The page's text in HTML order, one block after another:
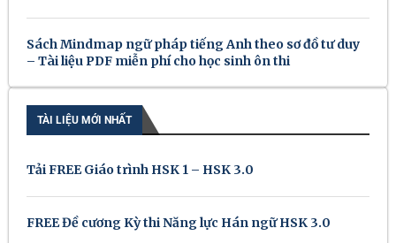
Sách Mindmap ngữ pháp tiếng Anh theo sơ đồ tư duy
– Tài liệu PDF miễn phí cho học sinh ôn thi
TÀI LIỆU MỚI NHẤT
Tải FREE Giáo trình HSK 1 – HSK 3.0
FREE Đề cương Kỳ thi Năng lực Hán ngữ HSK 3.0